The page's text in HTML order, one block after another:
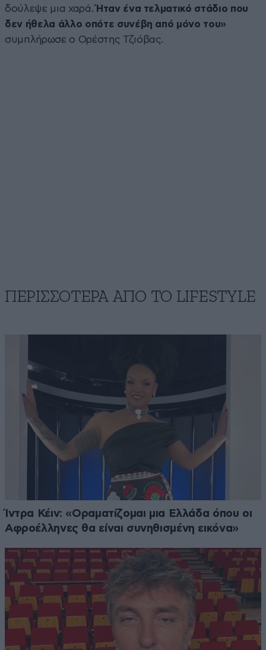
δούλεψε μια χαρά.Ήταν ένα τελματικό στάδιο που
δεν ήθελα άλλο οπότε συνέβη από μόνο του»
συμπλήρωσε ο Ορέστης Τζιόβας.
ΠΕΡΙΣΣΟΤΕΡΑ ΑΠΟ ΤΟ LIFESTYLE
Ίντρα Κέιν: «Οραματίζομαι μια Ελλάδα όπου οι
Αφροέλληνες θα είναι συνηθισμένη εικόνα»